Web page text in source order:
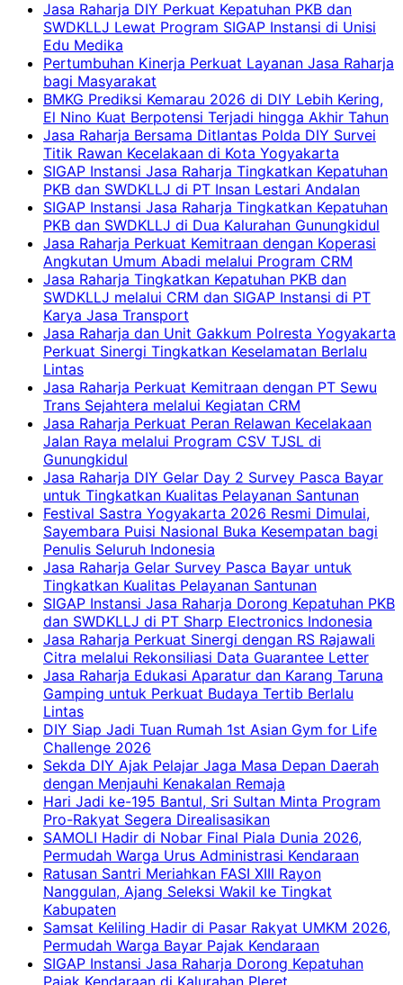
Jasa Raharja DIY Perkuat Kepatuhan PKB dan
SWDKLLJ Lewat Program SIGAP Instansi di Unisi
Edu Medika
Pertumbuhan Kinerja Perkuat Layanan Jasa Raharja
bagi Masyarakat
BMKG Prediksi Kemarau 2026 di DIY Lebih Kering,
El Nino Kuat Berpotensi Terjadi hingga Akhir Tahun
Jasa Raharja Bersama Ditlantas Polda DIY Survei
Titik Rawan Kecelakaan di Kota Yogyakarta
SIGAP Instansi Jasa Raharja Tingkatkan Kepatuhan
PKB dan SWDKLLJ di PT Insan Lestari Andalan
SIGAP Instansi Jasa Raharja Tingkatkan Kepatuhan
PKB dan SWDKLLJ di Dua Kalurahan Gunungkidul
Jasa Raharja Perkuat Kemitraan dengan Koperasi
Angkutan Umum Abadi melalui Program CRM
Jasa Raharja Tingkatkan Kepatuhan PKB dan
SWDKLLJ melalui CRM dan SIGAP Instansi di PT
Karya Jasa Transport
Jasa Raharja dan Unit Gakkum Polresta Yogyakarta
Perkuat Sinergi Tingkatkan Keselamatan Berlalu
Lintas
Jasa Raharja Perkuat Kemitraan dengan PT Sewu
Trans Sejahtera melalui Kegiatan CRM
Jasa Raharja Perkuat Peran Relawan Kecelakaan
Jalan Raya melalui Program CSV TJSL di
Gunungkidul
Jasa Raharja DIY Gelar Day 2 Survey Pasca Bayar
untuk Tingkatkan Kualitas Pelayanan Santunan
Festival Sastra Yogyakarta 2026 Resmi Dimulai,
Sayembara Puisi Nasional Buka Kesempatan bagi
Penulis Seluruh Indonesia
Jasa Raharja Gelar Survey Pasca Bayar untuk
Tingkatkan Kualitas Pelayanan Santunan
SIGAP Instansi Jasa Raharja Dorong Kepatuhan PKB
dan SWDKLLJ di PT Sharp Electronics Indonesia
Jasa Raharja Perkuat Sinergi dengan RS Rajawali
Citra melalui Rekonsiliasi Data Guarantee Letter
Jasa Raharja Edukasi Aparatur dan Karang Taruna
Gamping untuk Perkuat Budaya Tertib Berlalu
Lintas
DIY Siap Jadi Tuan Rumah 1st Asian Gym for Life
Challenge 2026
Sekda DIY Ajak Pelajar Jaga Masa Depan Daerah
dengan Menjauhi Kenakalan Remaja
Hari Jadi ke-195 Bantul, Sri Sultan Minta Program
Pro-Rakyat Segera Direalisasikan
SAMOLI Hadir di Nobar Final Piala Dunia 2026,
Permudah Warga Urus Administrasi Kendaraan
Ratusan Santri Meriahkan FASI XIII Rayon
Nanggulan, Ajang Seleksi Wakil ke Tingkat
Kabupaten
Samsat Keliling Hadir di Pasar Rakyat UMKM 2026,
Permudah Warga Bayar Pajak Kendaraan
SIGAP Instansi Jasa Raharja Dorong Kepatuhan